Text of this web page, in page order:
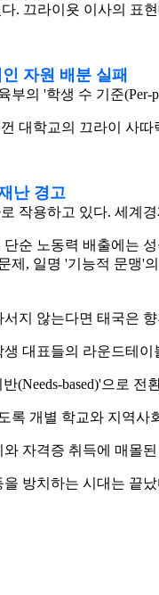
. 끄라이욧 이사의 표
자원 배분 실패
부의 '학생 수 기준
대학교의 끄라이 사
난 경고
작용하고 있다. 세계
순 노동력 배출에는
제, 일명 '기능적 문맹'
지 않는다면 태국은
대표들의 라운드테
(Needs-based)'으로
록 개별 학교와 지역
자격증 취득에 매몰
방치하는 시대는 끝